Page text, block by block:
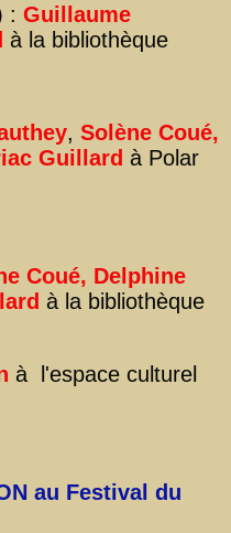
: Guillaume
à la bibliothèque
, Solène Coué,
Guillard à Polar
Coué, Delphine
à la bibliothèque
à l'espace culturel
au Festival du